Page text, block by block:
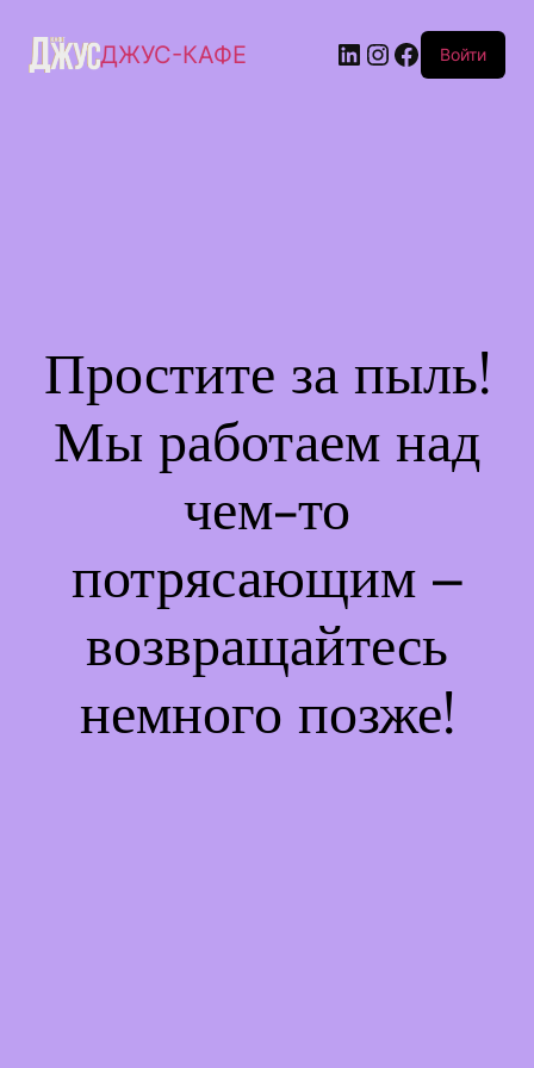
ДЖУС-КАФЕ Войти
Простите за пыль!
Мы работаем над
чем-то
потрясающим –
возвращайтесь
немного позже!